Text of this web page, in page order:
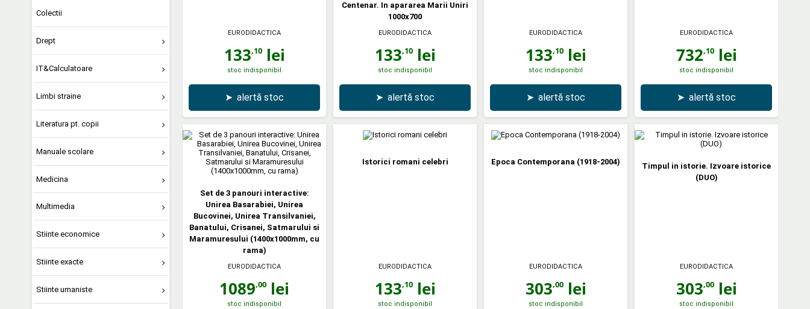
Colectii
Drept
IT&Calculatoare
Limbi straine
Literatura pt. copii
Manuale scolare
Medicina
Multimedia
Stiinte economice
Stiinte exacte
Stiinte umaniste
EURODIDACTICA
133,10lei
stoc indisponibil
➤ alertă stoc
Centenar. In apararea Marii Uniri
1000x700
EURODIDACTICA
133,10lei
stoc indisponibil
➤ alertă stoc
EURODIDACTICA
133,10lei
stoc indisponibil
➤ alertă stoc
EURODIDACTICA
732,10lei
stoc indisponibil
➤ alertă stoc
Set de 3 panouri interactive:
Unirea Basarabiei, Unirea
Bucovinei, Unirea Transilvaniei,
Banatului, Crisanei, Satmarului si
Maramuresului (1400x1000mm, cu
rama)
EURODIDACTICA
1089,00 lei
stoc indisponibil
Istorici romani celebri
EURODIDACTICA
133,10lei
stoc indisponibil
Epoca Contemporana (1918-2004)
EURODIDACTICA
303,00lei
stoc indisponibil
Timpul in istorie. Izvoare istorice
(DUO)
EURODIDACTICA
303,00lei
stoc indisponibil